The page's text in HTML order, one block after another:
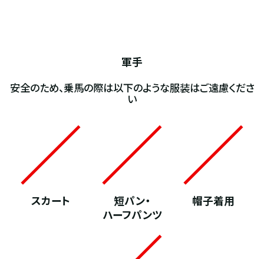
軍手
安全のため、乗馬の際は以下のような服装はご遠慮くださ
い
スカート
短パン・
ハーフパンツ
帽子着用